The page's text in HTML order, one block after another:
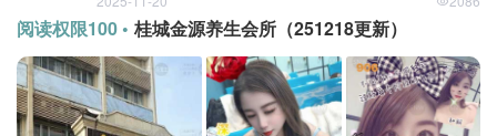
阅读权限100 • 桂城金源养生会所（251218更新）